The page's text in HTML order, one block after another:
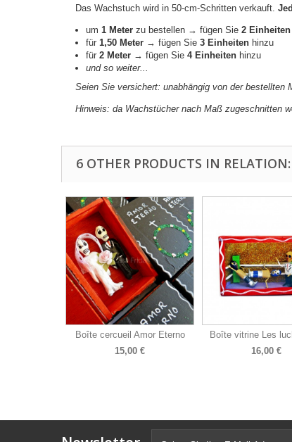
Das Wachstuch wird in 50-cm-Schritten verkauft.
um 1 Meter zu bestellen → fügen Sie 2 Einheiten
für 1,50 Meter → fügen Sie 3 Einheiten hinzu
für 2 Meter → fügen Sie 4 Einheiten hinzu
und so weiter...
Seien Sie versichert: unabhängig von der bestellten
Hinweis: da Wachstücher nach Maß zugeschnitten
6 OTHER PRODUCTS IN RELATION:
Boîte cercueil Amor Eterno
15,00 €
Boîte vitrine Les
16,00 €